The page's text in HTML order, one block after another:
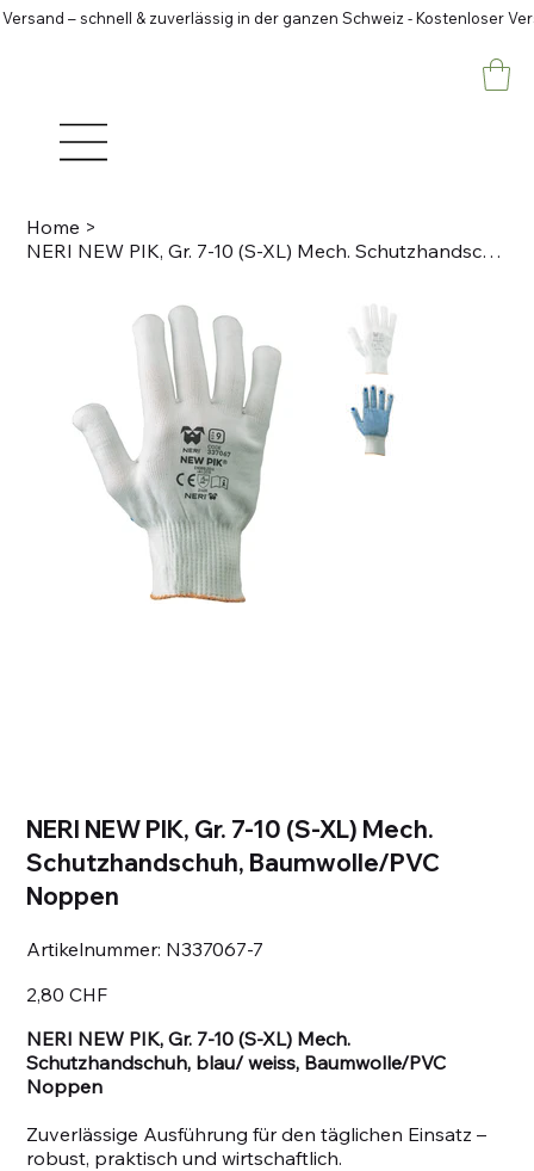
– schnell & zuverlässig in der ganzen Schweiz - Kostenloser
Home >
NERI NEW PIK, Gr. 7-10 (S-XL) Mech. Schutzhandschuh, Baumwolle/PVC Noppen
NERI NEW PIK, Gr. 7-10 (S-XL) Mech.
Schutzhandschuh, Baumwolle/PVC
Noppen
Artikelnummer: Artikelnummer:
N337067-
N337067-7
2,80 CHF
NERI NEW PIK, Gr. 7-10 (S-XL) Mech.
Schutzhandschuh, blau/ weiss, Baumwolle/PVC
Noppen
Zuverlässige Ausführung für den täglichen Einsatz –
robust, praktisch und wirtschaftlich.